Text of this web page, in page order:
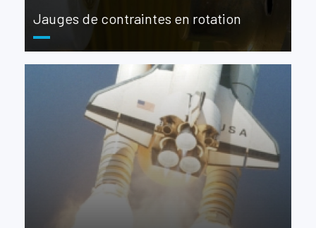
Jauges de contraintes en rotation